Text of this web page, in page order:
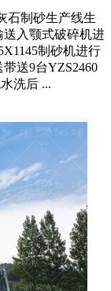
石制砂生产线生
送入颚式破碎机进
制砂机进行
送9台YZS2460
洗后 ...